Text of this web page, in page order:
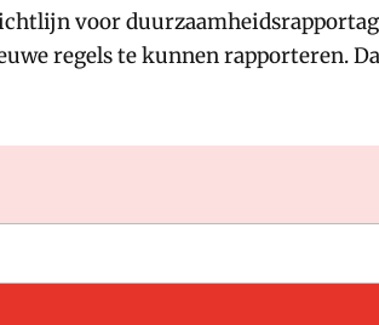
voor
regels te kunnen rapporteren.